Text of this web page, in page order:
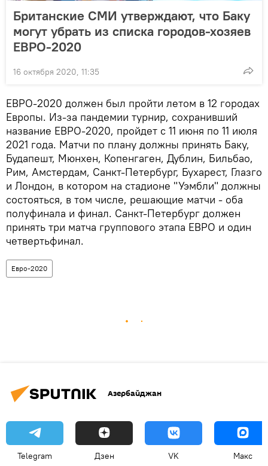
Британские СМИ утверждают, что Баку
могут убрать из списка городов-хозяев
ЕВРО-2020
16 октября 2020, 11:35
ЕВРО-2020 должен был пройти летом в 12 городах
Европы. Из-за пандемии турнир, сохранивший
название ЕВРО-2020, пройдет с 11 июня по 11 июля
2021 года. Матчи по плану должны принять Баку,
Будапешт, Мюнхен, Копенгаген, Дублин, Бильбао,
Рим, Амстердам, Санкт-Петербург, Бухарест, Глазго
и Лондон, в котором на стадионе "Уэмбли" должны
состояться, в том числе, решающие матчи - оба
полуфинала и финал. Санкт-Петербург должен
принять три матча группового этапа ЕВРО и один
четвертьфинал.
Евро-2020
Азербайджан
Telegram Дзен VK Макс